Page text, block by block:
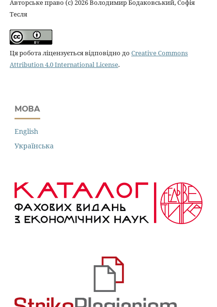
Авторське право (c) 2026 Володимир Бодаковський, Софія
Тесля
Ця робота ліцензується відповідно до Creative Commons
Attribution 4.0 International License.
МОВА
English
Українська